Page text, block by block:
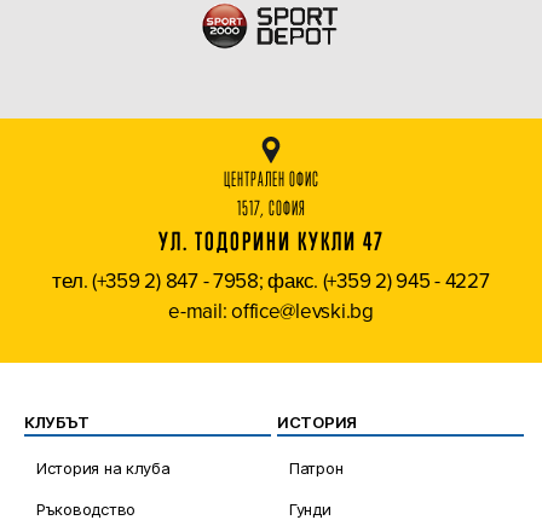
ЦЕНТРАЛЕН ОФИС
1517, СОФИЯ
УЛ. ТОДОРИНИ КУКЛИ 47
тел. (+359 2) 847 - 7958; факс. (+359 2) 945 - 4227
e-mail: office@levski.bg
КЛУБЪТ
История на клуба
Ръководство
ИСТОРИЯ
Патрон
Гунди